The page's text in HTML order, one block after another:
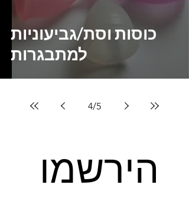
כוסות וסת/גביעוניות
למתבגרות
4/5